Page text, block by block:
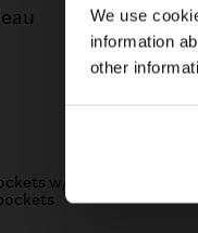
We use
information
other
w/integral bottle